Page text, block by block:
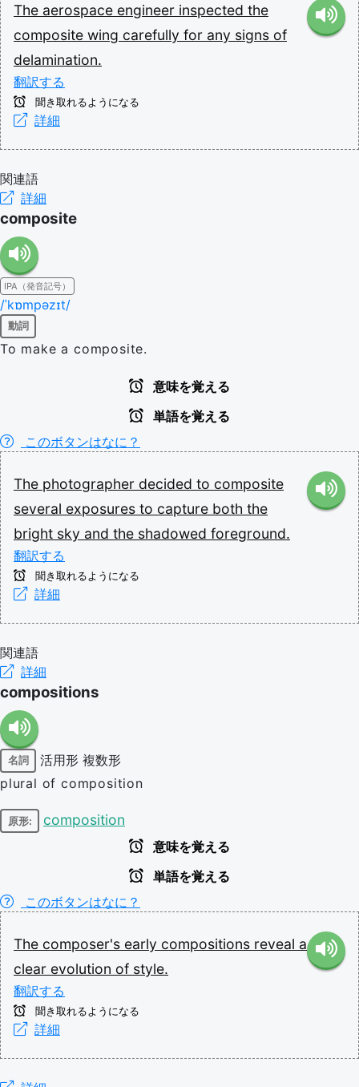
The aerospace engineer inspected the
composite wing carefully for any signs of
delamination.
翻訳する
聞き取れるようになる
詳細
関連語
詳細
composite
IPA（発音記号）
/ˈkɒmpəzɪt/
動詞
To make a composite.
意味を覚える
単語を覚える
このボタンはなに？
The photographer decided to composite
several exposures to capture both the
bright sky and the shadowed foreground.
翻訳する
聞き取れるようになる
詳細
関連語
詳細
compositions
名詞 活用形 複数形
plural of composition
原形: composition
意味を覚える
単語を覚える
このボタンはなに？
The composer's early compositions reveal a
clear evolution of style.
翻訳する
聞き取れるようになる
詳細